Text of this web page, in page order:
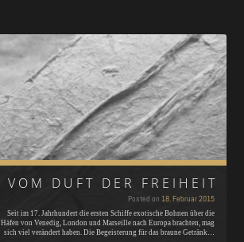
VOM DUFT DER FREIHEIT
Posted on 18. Februar 2015
Seit im 17. Jahrhundert die ersten Schiffe exotische Bohnen über die
Häfen von Venedig, London und Marseille nach Europa brachten, mag
sich viel verändert haben. Die Begeisterung für das braune Getränk…